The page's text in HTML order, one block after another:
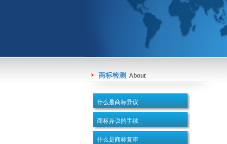
商标检测 About
什么是商标异议
商标异议的手续
什么是商标复审